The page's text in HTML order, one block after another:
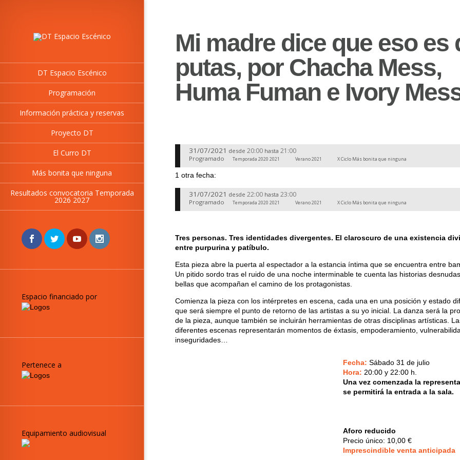
DT Espacio Escénico
Programación
Información práctica y reservas
Proyecto DT
El Curro DT
Más bonita que ninguna
Resultados convocatoria Temporada
2026 2027
Espacio financiado por
Pertenece a
Equipamiento audiovisual
Mi madre dice que eso es
putas, por Chacha Mess,
Huma Fuman e Ivory
31/07/2021 desde 20:00 hasta 21:00
Programado Temporada 2020 2021 Verano 2021 X Ciclo Más bonita que ninguna
1 otra fecha:
31/07/2021 desde 22:00 hasta 23:00
Programado Temporada 2020 2021 Verano 2021 X Ciclo Más bonita que ninguna
Tres personas. Tres identidades divergentes. El claroscuro de una existencia
entre purpurina y patíbulo.
Esta pieza abre la puerta al espectador a la estancia íntima que se encuentra entre
Un pitido sordo tras el ruido de una noche interminable te cuenta las historias
bellas que acompañan el camino de los protagonistas.
Comienza la pieza con los intérpretes en escena, cada una en una posición y estado
que será siempre el punto de retorno de las artistas a su yo inicial. La danza será la
de la pieza, aunque también se incluirán herramientas de otras disciplinas artísticas.
diferentes escenas representarán momentos de éxtasis, empoderamiento,
inseguridades…
Fecha:Sábado 31 de julio
Hora: 20:00 y 22:00 h.
Una vez comenzada la
se permitirá la entrada a la sala.
Aforo reducido
Precio único: 10,00 €
Imprescindible venta anticipada